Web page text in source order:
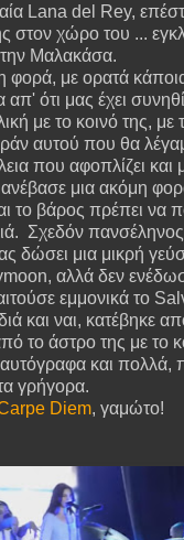
Lana del Rey,
στον χώρο του ...
Μαλακάσα.
φορά, με ορατά
απ' ότι μας έχει
με το κοινό της,
αυτού που θα
που αφοπλίζει
μια ακόμη
το βάρος πρέπει να
Σχεδόν
δώσει μια μικρή
αλλά δεν
εμμονικά το
και ναι, κατέβηκε
το άστρο της με το
αυτόγραφα και
γρήγορα.
Diem, γαμώτο!